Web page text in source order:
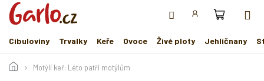
Přejít
obsah
Cibuloviny
Trvalky Keře Ovoce Živé ploty Jehličnany
Motýlí keř: Léto patří motýlům